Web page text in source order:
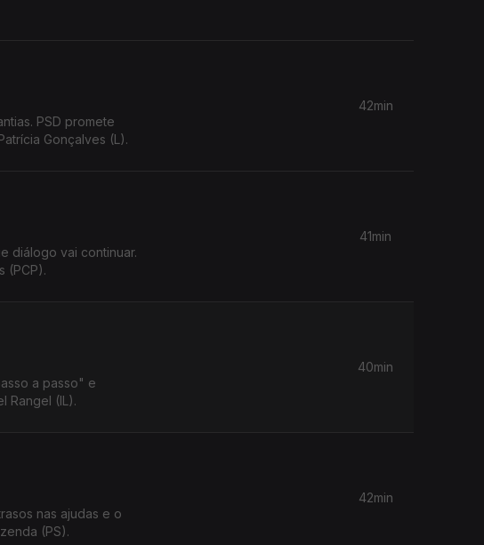
PSD promete
Gonçalves (L).
42min
diálogo vai continuar.
(PCP).
41min
a passo" e
Rangel (IL).
40min
nas ajudas e o
(PS).
42min